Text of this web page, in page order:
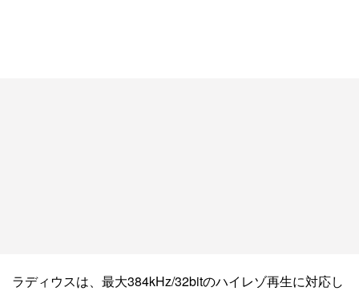
ラディウスは、最大384kHz/32bitのハイレゾ再生に対応し